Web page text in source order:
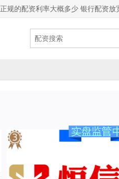
正规的配资利率大概多少 银行配资放